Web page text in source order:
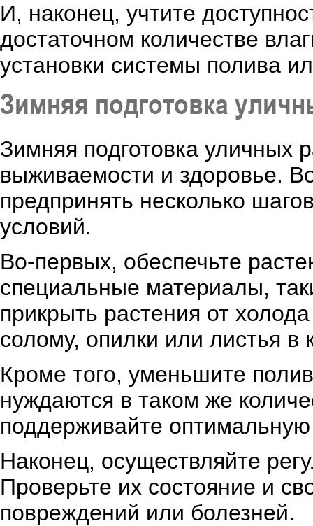
И, наконец, учтите
достаточном количестве
установки системы полива
Зимняя подготовка
Зимняя подготовка уличных
выживаемости и здоровье.
предпринять несколько
условий.
Во-первых, обеспечьте
специальные материалы,
прикрыть растения от
солому, опилки или листья в
Кроме того, уменьшите
нуждаются в таком же
поддерживайте
Наконец, осуществляйте
Проверьте их состояние и
повреждений или болезней.